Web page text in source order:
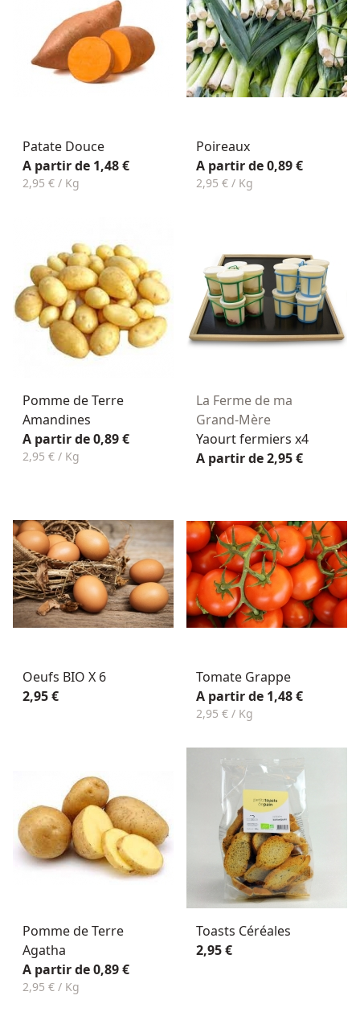
Patate Douce
A partir de 1,48 €
2,95 € / Kg
Poireaux
A partir de 0,89 €
2,95 € / Kg
Pomme de Terre
Amandines
A partir de 0,89 €
2,95 € / Kg
La Ferme de ma
Grand-Mère
Yaourt fermiers x4
A partir de 2,95 €
Oeufs BIO X 6
2,95 €
Tomate Grappe
A partir de 1,48 €
2,95 € / Kg
Pomme de Terre
Agatha
A partir de 0,89 €
2,95 € / Kg
Toasts Céréales
2,95 €